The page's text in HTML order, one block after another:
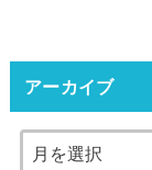
アーカイブ